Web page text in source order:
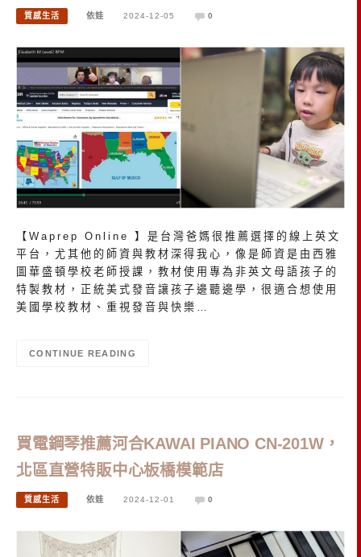
質感生活 依娃 2024-12-05 0
【Waprep Online 】是台灣爸媽很推薦選擇的線上英文
平台，尤其他的師資與教材深得我心，像是師資是由西雅
圖華盛頓學校老師授課，教材使用專為非英文母語孩子的
特製教材，正統美式發音讓孩子邊聽邊學，很適合想使用
美國學校教材、重視發音與快樂…
CONTINUE READING
買電鋼琴推薦河合KAWAI PIANO CN-201W，
北區直營特販中心板橋模範店
質感生活 依娃 2024-12-01 0